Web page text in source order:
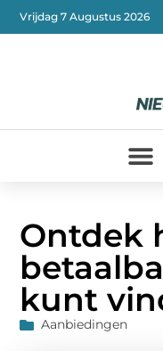
Vrijdag 7 Augustus 2026
Ontdek
kunt
Aanbiedingen